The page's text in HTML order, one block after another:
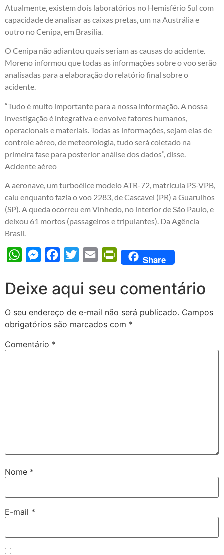
Atualmente, existem dois laboratórios no Hemisfério Sul com
capacidade de analisar as caixas pretas, um na Austrália e
outro no Cenipa, em Brasília.
O Cenipa não adiantou quais seriam as causas do acidente.
Moreno informou que todas as informações sobre o voo serão
analisadas para a elaboração do relatório final sobre o
acidente.
“Tudo é muito importante para a nossa informação. A nossa
investigação é integrativa e envolve fatores humanos,
operacionais e materiais. Todas as informações, sejam elas de
controle aéreo, de meteorologia, tudo será coletado na
primeira fase para posterior análise dos dados”, disse.
Acidente aéreo
A aeronave, um turboélice modelo ATR-72, matrícula PS-VPB,
caiu enquanto fazia o voo 2283, de Cascavel (PR) a Guarulhos
(SP). A queda ocorreu em Vinhedo, no interior de São Paulo, e
deixou 61 mortos (passageiros e tripulantes). Da Agência
Brasil.
WhatsAppMessengerFacebook
Twitter Email PrintFriendly
Share
Deixe aqui seu comentário
O seu endereço de e-mail não será publicado. Campos
obrigatórios são marcados com *
Comentário *
Nome *
E-mail *